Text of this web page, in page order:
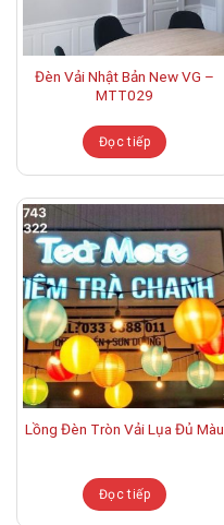
Đèn Vải Nhật Bản New VG –
MTT029
Đọc tiếp
Lồng Đèn Tròn Vải Lụa Đủ Màu
Đọc tiếp